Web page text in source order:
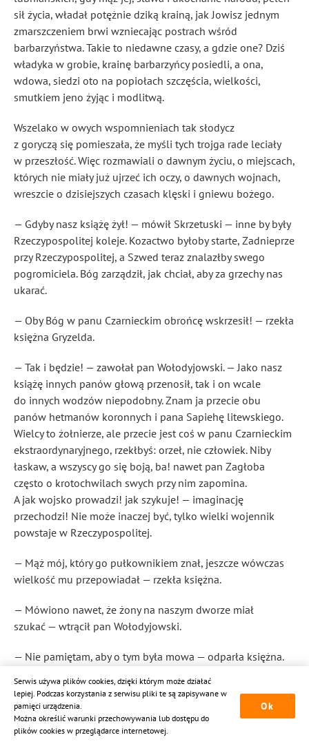
sił życia, władał potężnie dziką krainą, jak Jowisz jednym
zmarszczeniem brwi wzniecając postrach wśród
barbarzyństwa. Takie to niedawne czasy, a gdzie one? Dziś
władyka w grobie, krainę barbarzyńcy posiedli, a ona,
wdowa, siedzi oto na popiołach szczęścia, wielkości,
smutkiem jeno żyjąc i modlitwą.
Wszelako w owych wspomnieniach tak słodycz
z goryczą się pomieszała, że myśli tych trojga rade leciały
w przeszłość. Więc rozmawiali o dawnym życiu, o miejscach,
których nie miały już ujrzeć ich oczy, o dawnych wojnach,
wreszcie o dzisiejszych czasach klęski i gniewu bożego.
— Gdyby nasz książę żył! — mówił Skrzetuski — inne by były
Rzeczypospolitej koleje. Kozactwo byłoby starte, Zadnieprze
przy Rzeczypospolitej, a Szwed teraz znalazłby swego
pogromiciela. Bóg zarządził, jak chciał, aby za grzechy nas
ukarać.
— Oby Bóg w panu Czarnieckim obrońcę wskrzesił! — rzekła
księżna Gryzelda.
— Tak i będzie! — zawołał pan Wołodyjowski. — Jako nasz
książę innych panów głową przenosił, tak i on wcale
do innych wodzów niepodobny. Znam ja przecie obu
panów hetmanów koronnych i pana Sapiehę litewskiego.
Wielcy to żołnierze, ale przecie jest coś w panu Czarnieckim
ekstraordynaryjnego, rzekłbyś: orzeł, nie człowiek. Niby
łaskaw, a wszyscy go się boją, ba! nawet pan Zagłoba
często o krotochwilach swych przy nim zapomina.
A jak wojsko prowadzi! jak szykuje! — imaginację
przechodzi! Nie może inaczej być, tylko wielki wojennik
powstaje w Rzeczypospolitej.
— Mąż mój, który go pułkownikiem znał, jeszcze wówczas
wielkość mu przepowiadał — rzekła księżna.
— Mówiono nawet, że żony na naszym dworze miał
szukać — wtrącił pan Wołodyjowski.
— Nie pamiętam, aby o tym była mowa — odparła księżna.
Jakoż nie mogła pamiętać, bo nigdy nic podobnego
nie było, ale pan Wołodyjowski chytrze na razie to wymyślił,
chcąc zwrócić rozmowę na fraucymerksiężnej i o pannie
Anusi Borzobohatej czegoś się dowiedzieć, albowiem
Serwis używa plików cookies, dzięki którym może działać
lepiej. Podczas korzystania z serwisu pliki te są zapisywane w
pamięci urządzenia.
Można określić warunki przechowywania lub dostępu do
plików cookies w przeglądarce internetowej.
Ok